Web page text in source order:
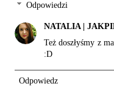
Odpowiedzi
NATALIA |
Też doszłyśmy z
:D
Odpowiedz